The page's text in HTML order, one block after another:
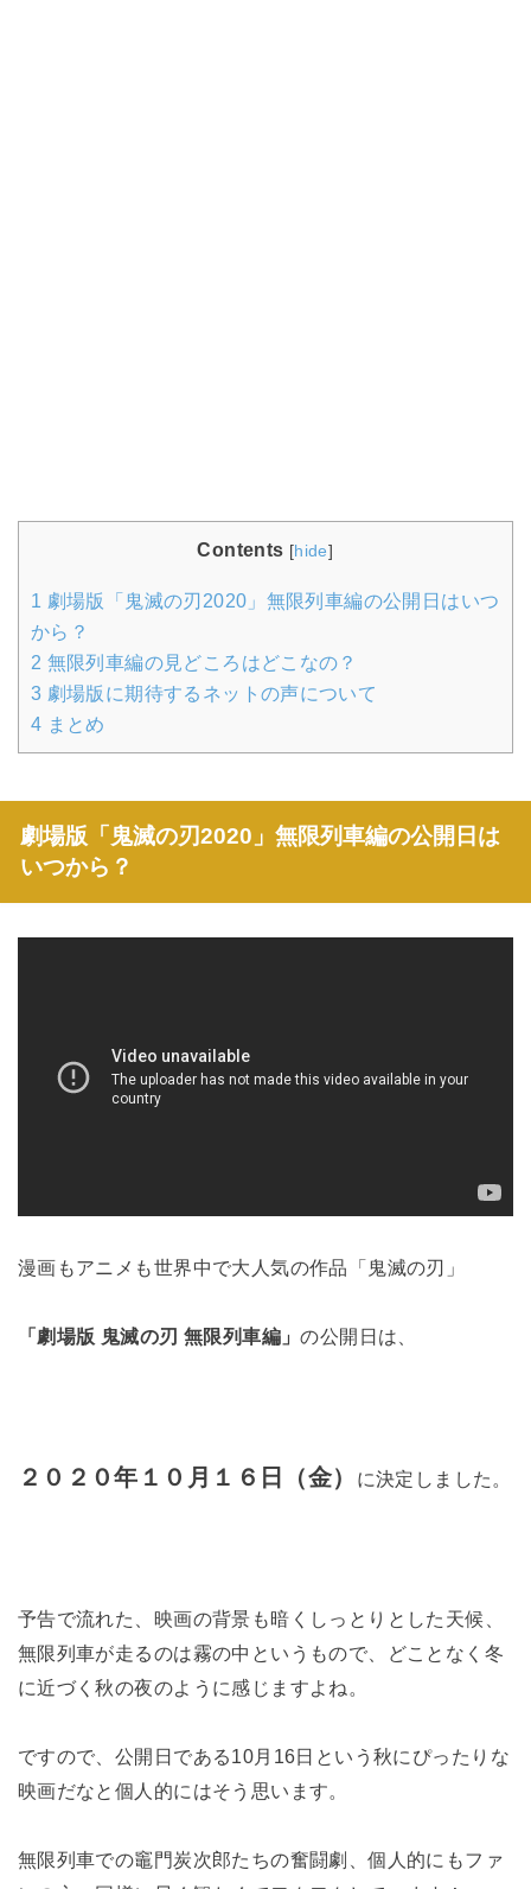
Contents [hide]
1 劇場版「鬼滅の刃2020」無限列車編の公開日はいつ
から？
2 無限列車編の見どころはどこなの？
3 劇場版に期待するネットの声について
4 まとめ
劇場版「鬼滅の刃2020」無限列車編の公開日は
いつから？
漫画もアニメも世界中で大人気の作品「鬼滅の刃」
「劇場版 鬼滅の刃 無限列車編」の公開日は、
２０２０年１０月１６日（金） に決定しました。
予告で流れた、映画の背景も暗くしっとりとした天候、
無限列車が走るのは霧の中というもので、どことなく冬
に近づく秋の夜のように感じますよね。
ですので、公開日である10月16日という秋にぴったりな
映画だなと個人的にはそう思います。
無限列車での竈門炭次郎たちの奮闘劇、個人的にもファ